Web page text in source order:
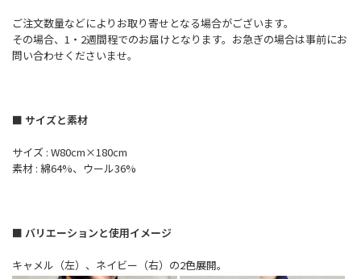
ご注文数量などによりお取り寄せとなる場合がございます。
その場合、1・2週間程でのお届けとなります。お急ぎの場合は事前にお
問い合わせくださいませ。
■ サイズと素材
サイズ : W80cm×180cm
素材 : 綿64%、ウール36%
■ バリエーションと使用イメージ
キャメル（左）、ネイビー（右）の2色展開。